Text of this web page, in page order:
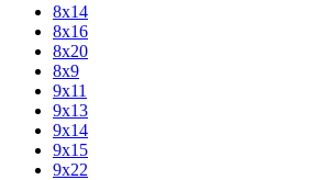
8х14
8х16
8х20
8х9
9х11
9х13
9х14
9х15
9х22